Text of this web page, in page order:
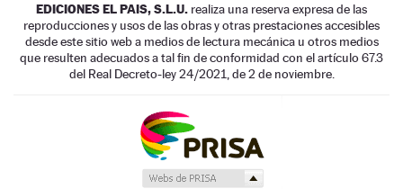
EDICIONES EL PAIS, S.L.U. realiza una reserva expresa de las
reproducciones y usos de las obras y otras prestaciones accesibles
desde este sitio web a medios de lectura mecánica u otros medios
que resulten adecuados a tal fin de conformidad con el artículo 67.3
del Real Decreto-ley 24/2021, de 2 de noviembre.